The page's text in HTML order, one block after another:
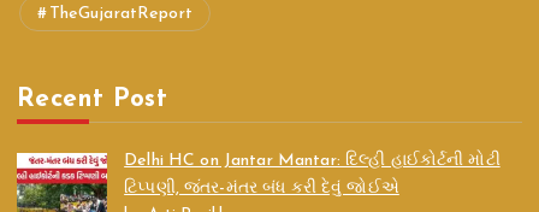
TheGujaratReport
Recent Post
Delhi HC on Jantar Mantar: દિલ્હી હાઈકોર્ટની મોટી
ટિપ્પણી, જંતર-મંતર બંધ કરી દેવું જોઈએ